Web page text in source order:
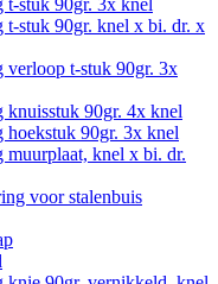
t-stuk 90gr. 3x knel
t-stuk 90gr. knel x bi. dr. x
verloop t-stuk 90gr. 3x
knuisstuk 90gr. 4x knel
hoekstuk 90gr. 3x knel
muurplaat, knel x bi. dr.
voor stalenbuis